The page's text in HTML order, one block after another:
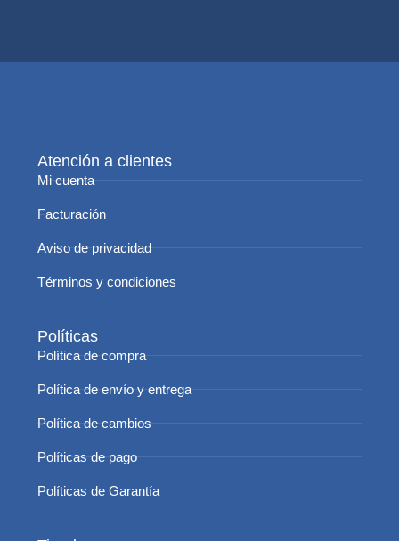
Atención a clientes
Mi cuenta
Facturación
Aviso de privacidad
Términos y condiciones
Políticas
Política de compra
Política de envío y entrega
Política de cambios
Políticas de pago
Políticas de Garantía